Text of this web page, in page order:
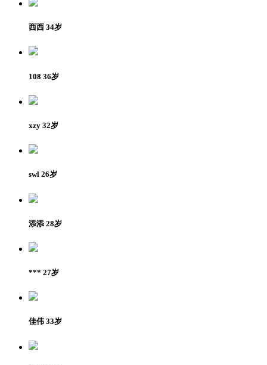
西西 34岁
108 36岁
xzy 32岁
swl 26岁
添添 28岁
*** 27岁
佳伟 33岁